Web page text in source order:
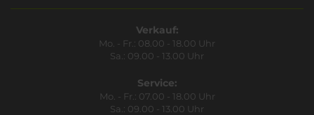
Verkauf:
Mo. - Fr.: 08.00 - 18.00 Uhr
Sa.: 09.00 - 13.00 Uhr
Service:
Mo. - Fr.: 07.00 - 18.00 Uhr
Sa.: 09.00 - 13.00 Uhr